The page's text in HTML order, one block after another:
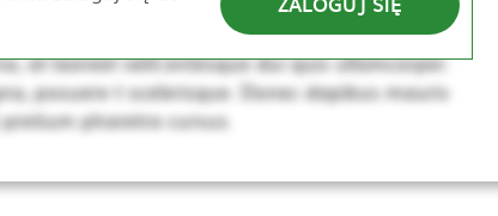
cursus, dui lacus ultricies tellus, ac viverra
at laoreet velit.entesque dui quis ullamcorper.
posuere t scelerisque. Donec dapibus mauris
pharetra cursus.